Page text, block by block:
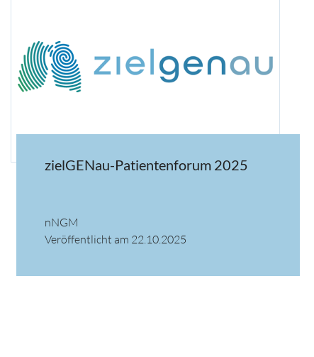
zielGENau-Patientenforum 2025
nNGM
Veröffentlicht am 22.10.2025